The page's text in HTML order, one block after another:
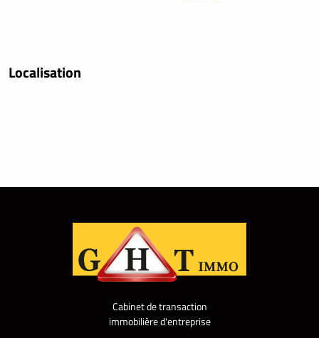
Localisation
Cabinet de transaction
immobilière d'entreprise